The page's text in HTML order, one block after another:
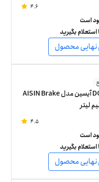
4.6
است
بگیرید
نهایی محصول
روغن ترمز DOT4 آیسین مدل AISIN Brake
4.5
است
بگیرید
نهایی محصول